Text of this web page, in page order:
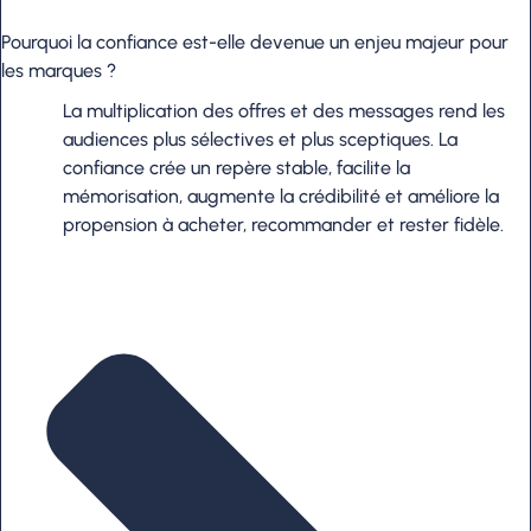
Pourquoi la confiance est-elle devenue un enjeu majeur pour
les marques ?
La multiplication des offres et des messages rend les
audiences plus sélectives et plus sceptiques. La
confiance crée un repère stable, facilite la
mémorisation, augmente la crédibilité et améliore la
propension à acheter, recommander et rester fidèle.